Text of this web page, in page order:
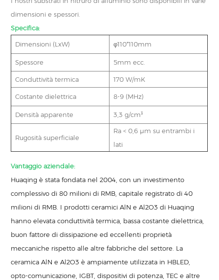
dimensioni e spessori.
Specifica:
Dimensioni (LxW) φ110*110mm
Spessore 5mm ecc.
Conduttività termica 170 W/mK
Costante dielettrica 8-9 (MHz)
Densità apparente 3,3 g/cm³
Rugosità superficiale
Ra < 0,6 μm su entrambi i
lati
Vantaggio aziendale:
Huaqing è stata fondata nel 2004, con un investimento
complessivo di 80 milioni di RMB, capitale registrato di 40
milioni di RMB. I prodotti ceramici AlN e Al2O3 di Huaqing
hanno elevata conduttività termica, bassa costante dielettrica,
buon fattore di dissipazione ed eccellenti proprietà
meccaniche rispetto alle altre fabbriche del settore. La
ceramica AlN e Al2O3 è ampiamente utilizzata in HBLED,
opto-comunicazione, IGBT, dispositivi di potenza, TEC e altre